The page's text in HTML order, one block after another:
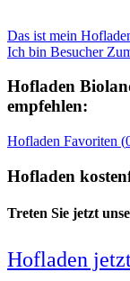
Das ist mein
Ich bin Besucher
Hofladen
empfehlen:
Hofladen Favoriten (
Hofladen
Treten Sie jetzt
Hofladen